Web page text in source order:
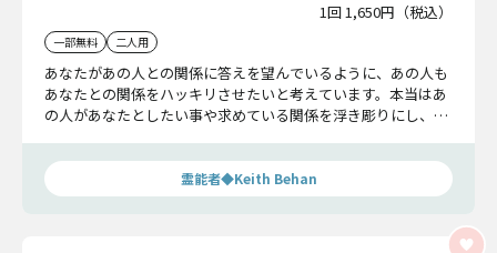
1回 1,650円（税込）
一部無料 二人用
あなたがあの人との関係に答えを望んでいるように、あの人も
あなたとの関係をハッキリさせたいと考えています。本当はあ
の人があなたとしたい事や求めている関係を浮き彫りにし、こ
霊能者◆Keith Behan